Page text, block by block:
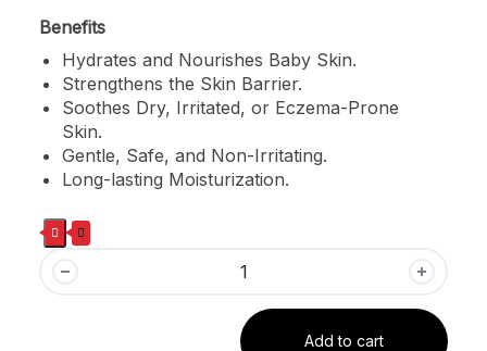
Benefits
Hydrates and Nourishes Baby Skin.
Strengthens the Skin Barrier.
Soothes Dry, Irritated, or Eczema-Prone
Skin.
Gentle, Safe, and Non-Irritating.
Long-lasting Moisturization.
Add to cart